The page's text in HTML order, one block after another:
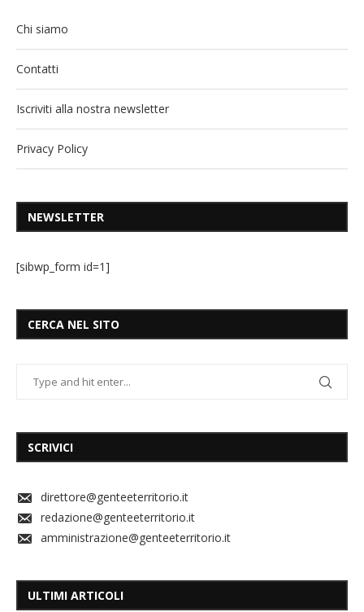
Chi siamo
Contatti
Iscriviti alla nostra newsletter
Privacy Policy
NEWSLETTER
[sibwp_form id=1]
CERCA NEL SITO
SCRIVICI
direttore@genteeterritorio.it
redazione@genteeterritorio.it
amministrazione@genteeterritorio.it
ULTIMI ARTICOLI